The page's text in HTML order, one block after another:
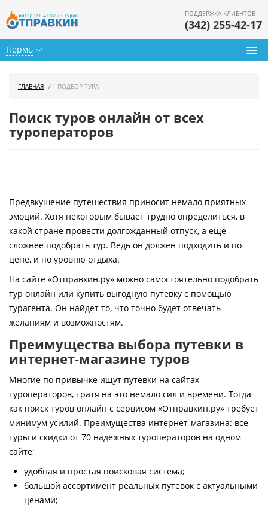
Пермь
ПОДДЕРЖКА КЛИЕНТОВ
(342) 255-42-17
Горящие туры
Страны
Как купить
Контакты
ГЛАВНАЯ ПОДБОР ТУРА
Поиск туров онлайн от всех
туроператоров
Предвкушение путешествия приносит немало приятных
эмоций. Хотя некоторым бывает трудно определиться, в
какой стране провести долгожданный отпуск, а еще
сложнее подобрать тур. Ведь он должен подходить и по
цене, и по уровню отдыха.
На сайте «Отправкин.ру» можно самостоятельно подобрать
тур онлайн или купить выгодную путевку с помощью
турагента. Он найдет то, что точно будет отвечать
желаниям и возможностям.
Преимущества выбора путевки в
интернет-магазине туров
Многие по привычке ищут путевки на сайтах
туроператоров, тратя на это немало сил и времени. Тогда
как поиск туров онлайн с сервисом «Отправкин.ру» требует
минимум усилий. Преимущества интернет-магазина: все
туры и скидки от 70 надежных туроператоров на одном
сайте;
удобная и простая поисковая система;
большой ассортимент реальных путевок с актуальными
ценами;